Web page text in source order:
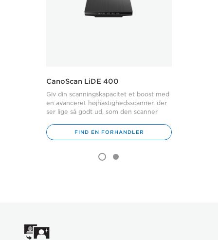
CanoScan LiDE 400
Giv din scanningskapacitet et boost med
en avanceret højhastighedsscanner, der
ser lige så godt ud, som den scanner
FIND EN FORHANDLER